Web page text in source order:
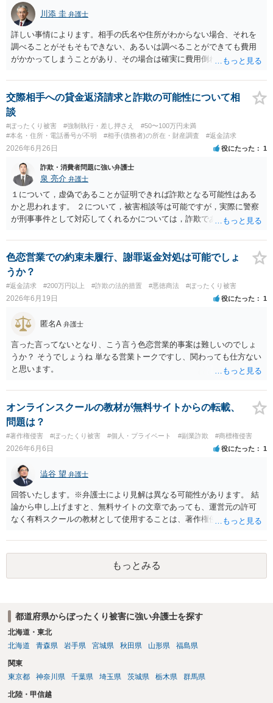
川添 圭 弁護士
詳しい事情によります。相手の氏名や住所がわからない場合、それを
調べることがそもそもできない、あるいは調べることができても費用
がかかってしまうことがあり、その場合は確実に費用倒れになりそう
交際相手への貸金返済請求と詐欺の可能性について相
談
#ぼったくり被害 #強制執行・差し押さえ
#50〜100万円未満
#本名・住所・電話番号が不明
#相手(債務者)の所在・財産調査 #返金請求
2026年6月26日 役にたった 1
詐欺・消費者問題に強い弁護士
泉 亮介 弁護士
１について，虚偽であることが証明できれば詐欺となる可能性はある
かと思われます。 ２について，被害相談等は可能ですが，実際に警察
が刑事事件として対応してくれるかについては，詐欺であることをど
す。 ３について，相手と連絡が取れるのであれば内容証明や電話での
連絡等から交渉をすることtなるかと思われます。弁護士を立てること
を想定されている場合，裁判をする場合だと，弁護士費用との関係か
ら全額回収できたとしてもご自身の経済的な利益は少ないかと思われ
ます。 ４について，実際の内容次第ですが，可能な場合も多いです。
５について，可能かと思われます。 ６について，内容証明については
住んで居る場所が判明しないと送付は出来ないでしょう。裁判手続き
については，住民票上の住所へ住んでいないことを調査したうえで，
公示送達という方法により訴訟提起することとなります。 ７につい
て，プライバシー権侵害や名誉権侵害として相手から逆に請求を受け
るきっかけとなりかねないため，避けたほうが良いかと思われます。
色恋営業での約束未履行、謝罪返金対処は可能でしょ
うか？
#返金請求 #200万円以上 #詐欺の法的措置 #悪徳商法 #ぼったくり被害
2026年6月19日 役にたった 1
匿名A 弁護士
言った言ってないとなり、こう言う色恋営業的事案は難しいのでしょ
うか？ そうでしょうね 単なる営業トークですし、関わっても仕方ない
と思います。
オンラインスクールの教材が無料サイトからの転載、
問題は？
#著作権侵害 #ぼったくり被害 #個人・プライベート #副業詐欺 #商標権侵害
2026年6月6日 役にたった 1
澁谷 望 弁護士
回答いたします。※弁護士により見解は異なる可能性があります。 結
論から申し上げますと、無料サイトの文章であっても、運営元の許可
なく有料スクールの教材として使用することは、著作権侵害にあたる
といって使用してよい訳ではありません（営利的利用ならばなおのこ
と。）。無料サイトで公開されている文章にも著作権が発生しうるた
め、これを無断で複製し、有料スクールの教材として配布する行為
は、著作権を侵害するおそれがあります。 もっとも、教材内に明記さ
いる場合などは、法的に問題ありません。受講生側で無断使用である
と断定することは難しいため、気になるようであればスクール側に事
実関係を確認してみるのも一案かと思います。
もっとみる
都道府県からぼったくり被害に強い弁護士を探す
北海道・東北
北海道
青森県 岩手県 宮城県 秋田県 山形県 福島県
関東
東京都
神奈川県 千葉県 埼玉県 茨城県 栃木県 群馬県
北陸・甲信越